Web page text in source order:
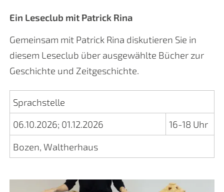
Ein Leseclub mit Patrick Rina
Gemeinsam mit Patrick Rina diskutieren Sie in
diesem Leseclub über ausgewählte Bücher zur
Geschichte und Zeitgeschichte.
Sprachstelle
06.10.2026; 01.12.2026
16-18 Uhr
Bozen, Waltherhaus